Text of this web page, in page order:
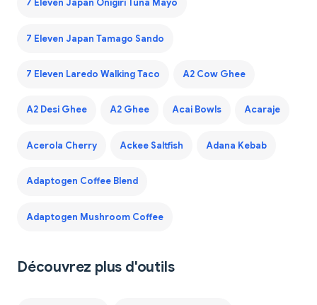
7 Eleven Japan Onigiri Tuna Mayo
7 Eleven Japan Tamago Sando
7 Eleven Laredo Walking Taco A2 Cow Ghee
A2 Desi Ghee A2 Ghee Acai Bowls Acaraje
Acerola Cherry Ackee Saltfish Adana Kebab
Adaptogen Coffee Blend
Adaptogen Mushroom Coffee
Découvrez plus d'outils